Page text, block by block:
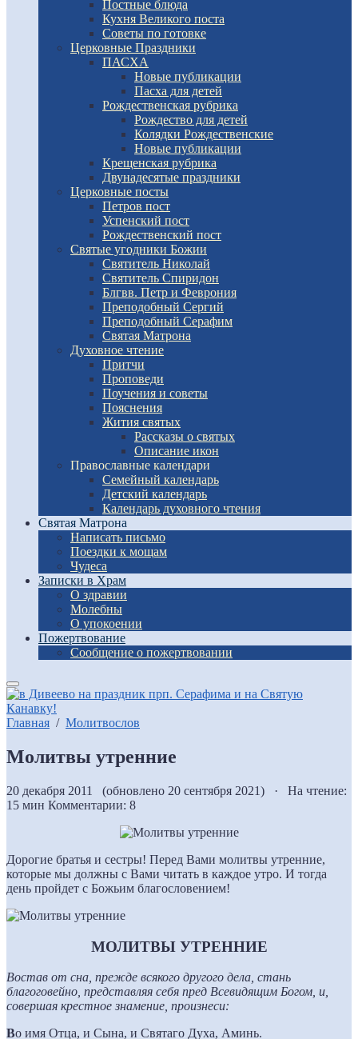
Постные блюда
Кухня Великого поста
Советы по готовке
Церковные Праздники
ПАСХА
Новые публикации
Пасха для детей
Рождественская рубрика
Рождество для детей
Колядки Рождественские
Новые публикации
Крещенская рубрика
Двунадесятые праздники
Церковные посты
Петров пост
Успенский пост
Рождественский пост
Святые угодники Божии
Святитель Николай
Святитель Спиридон
Блгвв. Петр и Феврония
Преподобный Сергий
Преподобный Серафим
Святая Матрона
Духовное чтение
Притчи
Проповеди
Поучения и советы
Пояснения
Жития святых
Рассказы о святых
Описание икон
Православные календари
Семейный календарь
Детский календарь
Календарь духовного чтения
Святая Матрона
Написать письмо
Поездки к мощам
Чудеса
Записки в Храм
О здравии
Молебны
О упокоении
Пожертвование
Сообщение о пожертвовании
Главная / Молитвослов
Молитвы утренние
20 декабря 2011 (обновлено 20 сентября 2021) · На чтение:
15 мин Комментарии: 8
Дорогие братья и сестры! Перед Вами молитвы утренние,
которые мы должны с Вами читать в каждое утро. И тогда
день пройдет с Божьим благословением!
МОЛИТВЫ УТРЕННИЕ
Востав от сна, прежде всякого другого дела, стань
благоговейно, представляя себя пред Всевидящим Богом, и,
совершая крестное знамение, произнеси:
Во имя Отца, и Сына, и Святаго Духа, Аминь.